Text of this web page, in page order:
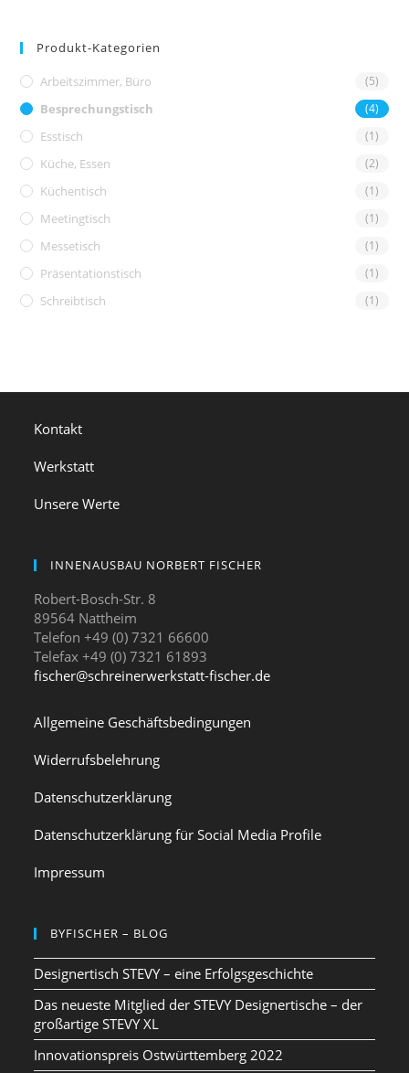
Produkt-Kategorien
Arbeitszimmer, Büro (5)
Besprechungstisch (4)
Esstisch (1)
Küche, Essen (2)
Küchentisch (1)
Meetingtisch (1)
Messetisch (1)
Präsentationstisch (1)
Schreibtisch (1)
Kontakt
Werkstatt
Unsere Werte
INNENAUSBAU NORBERT FISCHER
Robert-Bosch-Str. 8
89564 Nattheim
Telefon +49 (0) 7321 66600
Telefax +49 (0) 7321 61893
fischer@schreinerwerkstatt-fischer.de
Allgemeine Geschäftsbedingungen
Widerrufsbelehrung
Datenschutzerklärung
Datenschutzerklärung für Social Media Profile
Impressum
BYFISCHER – BLOG
Designertisch STEVY – eine Erfolgsgeschichte
Das neueste Mitglied der STEVY Designertische – der
großartige STEVY XL
Innovationspreis Ostwürttemberg 2022